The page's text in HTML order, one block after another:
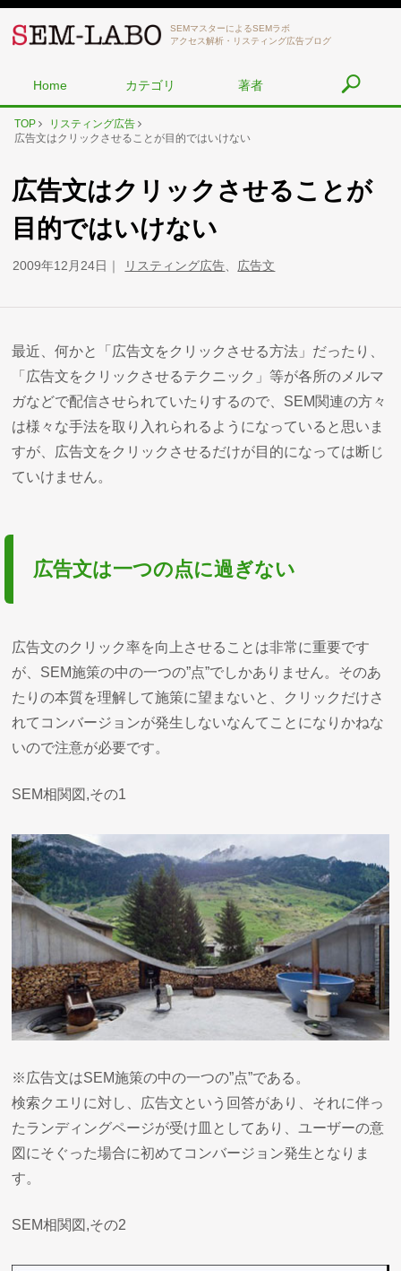
SEMマスターによるSEMラボ
アクセス解析・リスティング広告ブログ
Home カテゴリ 著者
TOP
リスティング広告
広告文はクリックさせることが目的ではいけない
広告文はクリックさせることが
目的ではいけない
2009年12月24日 リスティング広告 広告文
最近、何かと「広告文をクリックさせる方法」だったり、
「広告文をクリックさせるテクニック」等が各所のメルマ
ガなどで配信させられていたりするので、SEM関連の方々
は様々な手法を取り入れられるようになっていると思いま
すが、広告文をクリックさせるだけが目的になっては断じ
ていけません。
広告文は一つの点に過ぎない
広告文のクリック率を向上させることは非常に重要です
が、SEM施策の中の一つの”点”でしかありません。そのあ
たりの本質を理解して施策に望まないと、クリックだけさ
れてコンバージョンが発生しないなんてことになりかねな
いので注意が必要です。
SEM相関図,その1
※広告文はSEM施策の中の一つの”点”である。
検索クエリに対し、広告文という回答があり、それに伴っ
たランディングページが受け皿としてあり、ユーザーの意
図にそぐった場合に初めてコンバージョン発生となりま
す。
SEM相関図,その2